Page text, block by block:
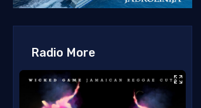
Radio More